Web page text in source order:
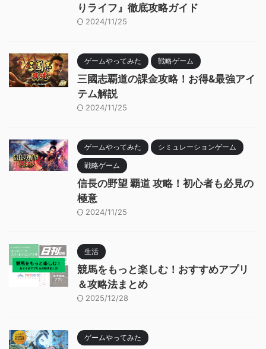
りライフ』徹底攻略ガイド
2024/11/25
ゲームやってみた 戦略ゲーム
三國志覇道の課金攻略！お得&最強アイ
テム解説
2024/11/25
ゲームやってみた シミュレーションゲーム
戦略ゲーム
信長の野望 覇道 攻略！初心者も必見の
極意
2024/11/25
生活
競馬をもっと楽しむ！おすすめアプリ
＆攻略法まとめ
2025/12/28
ゲームやってみた